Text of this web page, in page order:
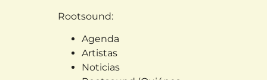
Rootsound:
Agenda
Artistas
Noticias